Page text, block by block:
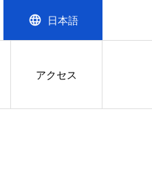
language 日本語
アクセス